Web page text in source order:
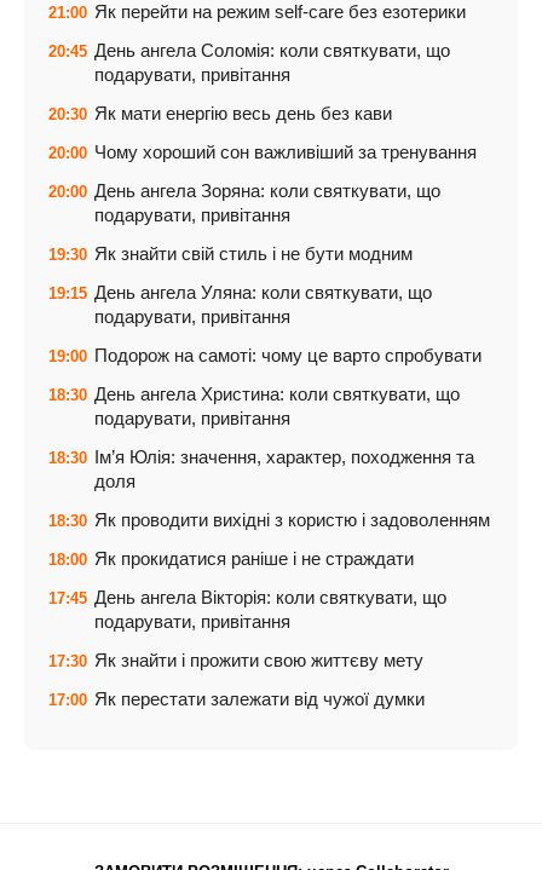
21:00 Як перейти на режим self-care без езотерики
20:45 День ангела Соломія: коли святкувати, що
подарувати, привітання
20:30 Як мати енергію весь день без кави
20:00 Чому хороший сон важливіший за тренування
20:00 День ангела Зоряна: коли святкувати, що
подарувати, привітання
19:30 Як знайти свій стиль і не бути модним
19:15 День ангела Уляна: коли святкувати, що
подарувати, привітання
19:00 Подорож на самоті: чому це варто спробувати
18:30 День ангела Христина: коли святкувати, що
подарувати, привітання
18:30 Ім’я Юлія: значення, характер, походження та
доля
18:30 Як проводити вихідні з користю і задоволенням
18:00 Як прокидатися раніше і не страждати
17:45 День ангела Вікторія: коли святкувати, що
подарувати, привітання
17:30 Як знайти і прожити свою життєву мету
17:00 Як перестати залежати від чужої думки